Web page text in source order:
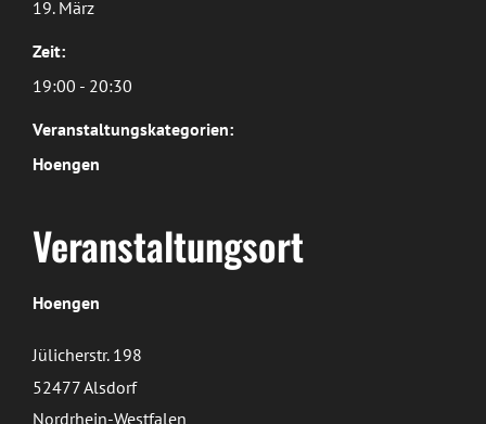
19. März
Zeit:
19:00 - 20:30
Veranstaltungskategorien:
Hoengen
Veranstaltungsort
Hoengen
Jülicherstr. 198
52477 Alsdorf
Nordrhein-Westfalen